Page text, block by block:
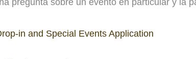
in and Special Events Application